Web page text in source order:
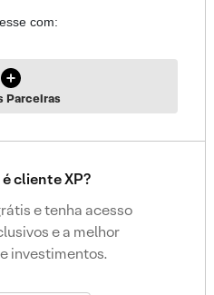
com:
Parceiras
cliente XP?
e tenha acesso
e a melhor
investimentos.